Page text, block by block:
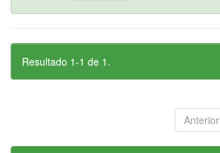
Resultado 1-1 de 1.
Anterior